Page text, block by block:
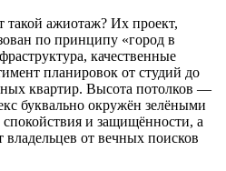
ажиотаж? Их проект,
по принципу «город в
качественные
планировок от студий до
квартир. Высота потолков —
буквально окружён зелёными
и защищённости, а
владельцев от вечных поисков